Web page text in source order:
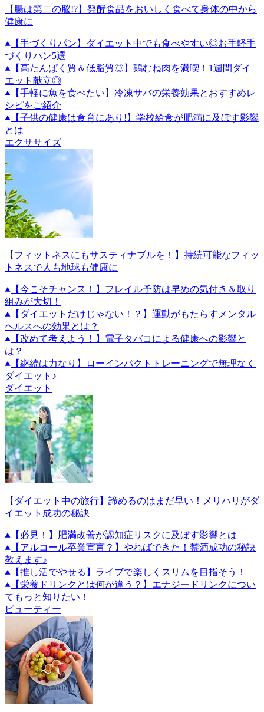
【腸は第二の脳!?】発酵食品をおいしく食べて身体の中から
健康に
【手づくりパン】ダイエット中でも食べやすい◎お手軽手
づくりパン5選
【高たんぱく質＆低脂質◎】鶏むね肉を満喫！1週間ダイ
エット献立◎
【手軽に魚を食べたい】冷凍サバの栄養効果とおすすめレ
シピをご紹介
【子供の健康は食育にあり!】学校給食が肥満に及ぼす影響
とは
エクササイズ
【フィットネスにもサスティナブルを！】持続可能なフィッ
トネスで人も地球も健康に
【今こそチャンス！】フレイル予防は早めの気付き＆取り
組みが大切！
【ダイエットだけじゃない！？】運動がもたらすメンタル
ヘルスへの効果とは？
【改めて考えよう！】電子タバコによる健康への影響と
は？
【継続は力なり】ローインパクトトレーニングで無理なく
ダイエット♪
ダイエット
【ダイエット中の旅行】諦めるのはまだ早い！メリハリがダ
イエット成功の秘訣
【必見！】肥満改善が認知症リスクに及ぼす影響とは
【アルコール卒業宣言？】やればできた！禁酒成功の秘訣
教えます♪
【推し活でやせる】ライブで楽しくスリムを目指そう！
【栄養ドリンクとは何が違う？】エナジードリンクについ
てもっと知りたい！
ビューティー